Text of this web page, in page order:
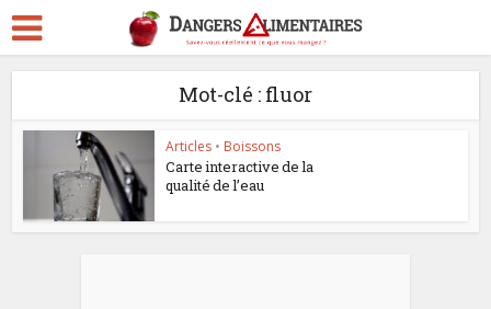
Mot-clé : fluor
Articles • Boissons
Carte interactive de la
qualité de l’eau